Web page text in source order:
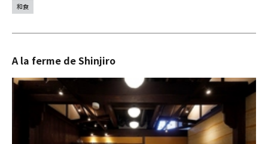
和食
A la ferme de Shinjiro